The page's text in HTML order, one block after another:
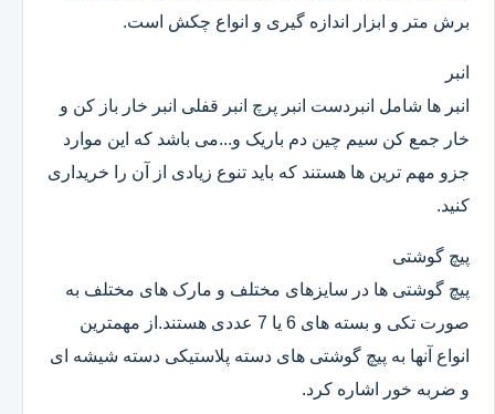
برش متر و ابزار اندازه گیری و انواع چکش است.
انبر
انبر ها شامل انبردست انبر پرچ انبر قفلی انبر خار باز کن و
خار جمع کن سیم چین دم باریک و...می باشد که این موارد
جزو مهم ترین ها هستند که باید تنوع زیادی از آن را خریداری
کنید.
پیچ گوشتی
پیچ گوشتی ها در سایزهای مختلف و مارک های مختلف به
صورت تکی و بسته های 6 یا 7 عددی هستند.از مهمترین
انواع آنها به پیچ گوشتی های دسته پلاستیکی دسته شیشه ای
و ضربه خور اشاره کرد.